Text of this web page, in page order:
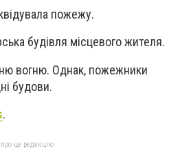
пожежу.
будівля місцевого жителя.
вогню. Однак, пожежники
будови.
.
це редакцію